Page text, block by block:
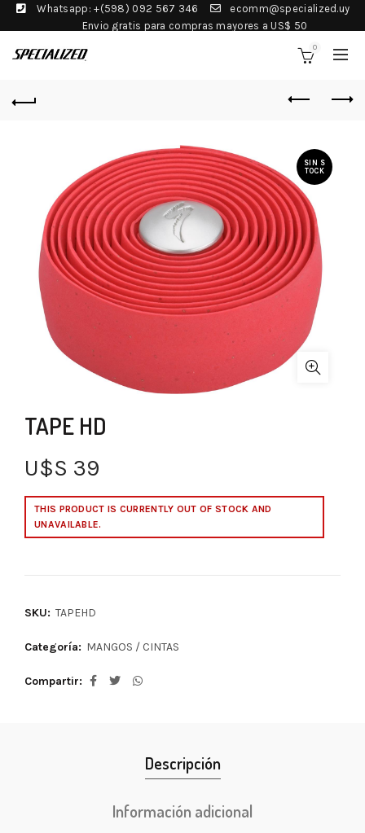
Whatsapp: +(598) 092 567 346
ecomm@specialized.uy
Envio gratis para compras mayores a US$ 50
0
SIN S
TOCK
TAPE HD
U$S 39
THIS PRODUCT IS CURRENTLY OUT OF STOCK AND
UNAVAILABLE.
SKU: TAPEHD
Categoría: MANGOS / CINTAS
Compartir
Descripción
Información adicional